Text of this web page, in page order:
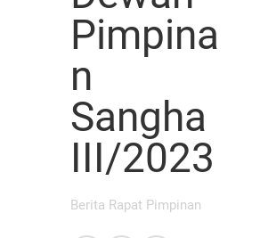
Pimpina
n
Sangha
III/2023
Berita Rapat Pimpinan